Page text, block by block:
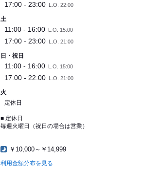
17:00 - 23:00 L.O. 22:00
土
11:00 - 16:00 L.O. 15:00
17:00 - 23:00 L.O. 21:00
日・祝日
11:00 - 16:00 L.O. 15:00
17:00 - 22:00 L.O. 21:00
火
定休日
■ 定休日
毎週火曜日（祝日の場合は営業）
￥10,000～￥14,999
利用金額分布を見る